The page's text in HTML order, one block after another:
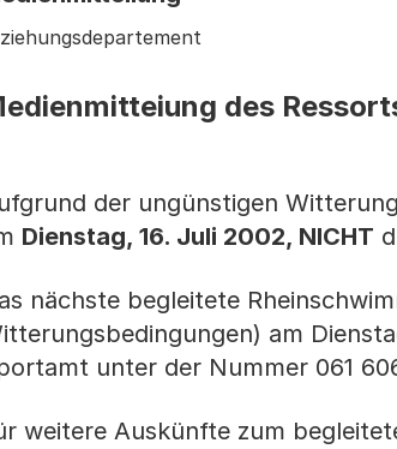
des
der ungünstigen
Dienstag, 16. Juli 2002, NICHT
nächste begleitete
am
unter der Nummer 061
weitere Auskünfte zum